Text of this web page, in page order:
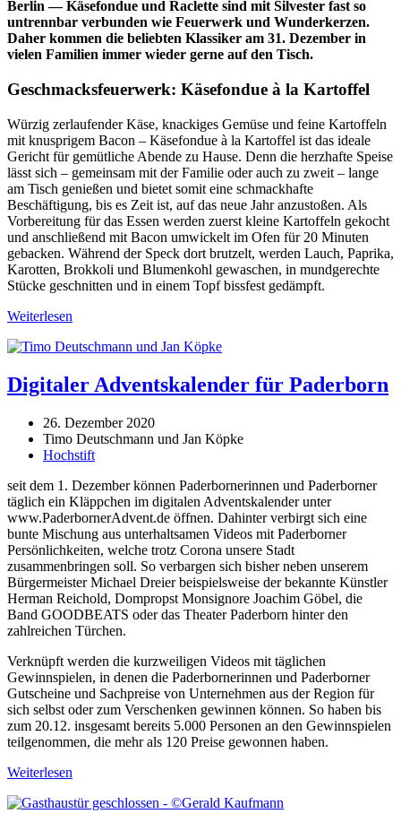
Berlin — Käsefondue und Raclette sind mit Silvester fast so
untrennbar verbunden wie Feuerwerk und Wunderkerzen.
Daher kommen die beliebten Klassiker am 31. Dezember in
vielen Familien immer wieder gerne auf den Tisch.
Geschmacksfeuerwerk: Käsefondue à la Kartoffel
Würzig zerlaufender Käse, knackiges Gemüse und feine Kartoffeln
mit knusprigem Bacon – Käsefondue à la Kartoffel ist das ideale
Gericht für gemütliche Abende zu Hause. Denn die herzhafte Speise
lässt sich – gemeinsam mit der Familie oder auch zu zweit – lange
am Tisch genießen und bietet somit eine schmackhafte
Beschäftigung, bis es Zeit ist, auf das neue Jahr anzustoßen. Als
Vorbereitung für das Essen werden zuerst kleine Kartoffeln gekocht
und anschließend mit Bacon umwickelt im Ofen für 20 Minuten
gebacken. Während der Speck dort brutzelt, werden Lauch, Paprika,
Karotten, Brokkoli und Blumenkohl gewaschen, in mundgerechte
Stücke geschnitten und in einem Topf bissfest gedämpft.
Weiterlesen
Digitaler Adventskalender für Paderborn
26. Dezember 2020
Timo Deutschmann und Jan Köpke
Hochstift
seit dem 1. Dezember können Paderbornerinnen und Paderborner
täglich ein Kläppchen im digitalen Adventskalender unter
www.PaderbornerAdvent.de öffnen. Dahinter verbirgt sich eine
bunte Mischung aus unterhaltsamen Videos mit Paderborner
Persönlichkeiten, welche trotz Corona unsere Stadt
zusammenbringen soll. So verbargen sich bisher neben unserem
Bürgermeister Michael Dreier beispielsweise der bekannte Künstler
Herman Reichold, Dompropst Monsignore Joachim Göbel, die
Band GOODBEATS oder das Theater Paderborn hinter den
zahlreichen Türchen.
Verknüpft werden die kurzweiligen Videos mit täglichen
Gewinnspielen, in denen die Paderbornerinnen und Paderborner
Gutscheine und Sachpreise von Unternehmen aus der Region für
sich selbst oder zum Verschenken gewinnen können. So haben bis
zum 20.12. insgesamt bereits 5.000 Personen an den Gewinnspielen
teilgenommen, die mehr als 120 Preise gewonnen haben.
Weiterlesen